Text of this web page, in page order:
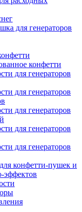
для генераторов
конфетти
для генераторов
для генераторов
для генераторов
для генераторов
для генераторов
конфетти-пушек и
эффектов